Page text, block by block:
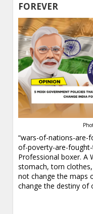
FOREVER
“wars-of-nations-are-
of-poverty-are-
Professional boxer. A
stomach, torn
not change the maps
change the destiny of